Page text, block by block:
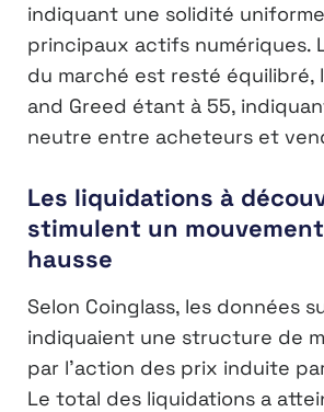
indiquant une solidité
principaux actifs numériques.
du marché est resté équilibré,
and Greed étant à 55,
neutre entre acheteurs et
Les liquidations à
stimulent un
hausse
Selon Coinglass, les données
indiquaient une structure de
par l’action des prix induite
Le total des liquidations a